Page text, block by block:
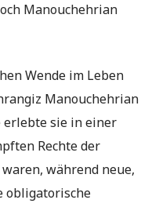
Manouchehrian
Wende im Leben
Manouchehrian
erlebte sie in einer
Rechte der
während neue,
obligatorische